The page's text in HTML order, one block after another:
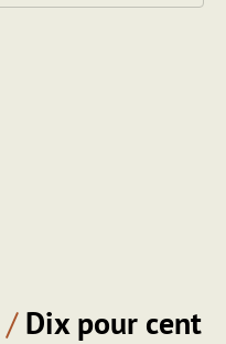
/Dix pour cent